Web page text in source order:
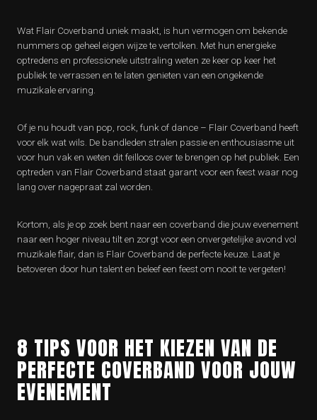
Wat Flair Coverband uniek maakt, is hun vermogen om bekende
nummers op geheel eigen wijze te vertolken. Met hun energieke
optredens en professionele uitstraling weten ze keer op keer het
publiek te verrassen en te laten genieten van een ongekende
muzikale ervaring.
Of je nu houdt van pop, rock, funk of dance – Flair Coverband heeft
voor elk wat wils. De bandleden stralen passie en enthousiasme uit
voor hun vak en weten dit feilloos over te brengen op het publiek. Een
optreden van Flair Coverband staat garant voor een feest waar nog
lang over nagepraat zal worden.
Kortom, als je op zoek bent naar een coverband die jouw evenement
naar een hoger niveau tilt en zorgt voor een onvergetelijke avond vol
muzikale flair, dan is Flair Coverband de perfecte keuze. Laat je
betoveren door hun talent en beleef een feest om nooit te vergeten!
8 TIPS VOOR HET KIEZEN VAN DE
PERFECTE COVERBAND VOOR JOUW
EVENEMENT